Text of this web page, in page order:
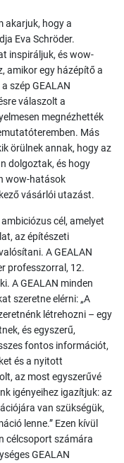
akarjuk, hogy a
Eva Schröder.
inspiráljuk, és wow-
amikor egy házépítő a
szép GEALAN
válaszolt a
megnézhették
Más
örülnek annak, hogy az
dolgoztak, és hogy
wow-hatások
vásárlói utazást.
cél, amelyet
az építészeti
A GEALAN
professzorral, 12.
A GEALAN minden
szeretne elérni: „A
létrehozni – egy
és egyszerű,
fontos információt,
és a nyitott
az most egyszerűvé
igényeihez igazítjuk: az
van szükségük,
lenne.” Ezen kívül
célcsoport számára
GEALAN